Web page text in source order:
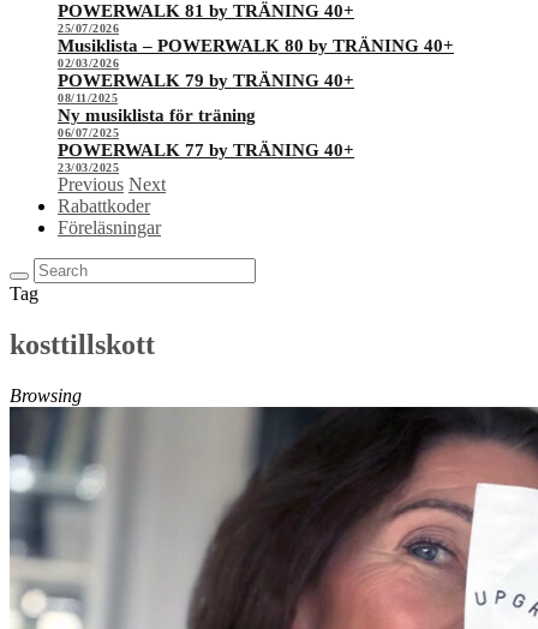
POWERWALK 81 by TRÄNING 40+
25/07/2026
Musiklista – POWERWALK 80 by TRÄNING 40+
02/03/2026
POWERWALK 79 by TRÄNING 40+
08/11/2025
Ny musiklista för träning
06/07/2025
POWERWALK 77 by TRÄNING 40+
23/03/2025
Previous Next
Rabattkoder
Föreläsningar
Tag
kosttillskott
Browsing